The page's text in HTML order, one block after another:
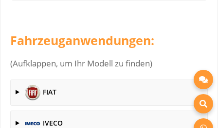
Fahrzeuganwendungen:
(Aufklappen, um Ihr Modell zu finden)
FIAT
IVECO